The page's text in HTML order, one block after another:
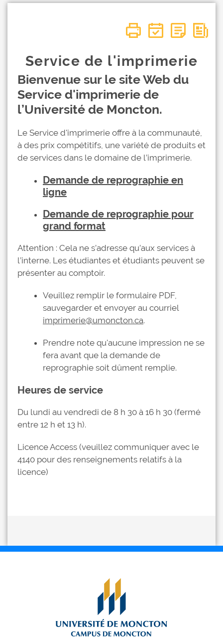
Service de l'imprimerie
Bienvenue sur le site Web du
Service d'imprimerie de
l’Université de Moncton.
Le Service d'imprimerie offre à la communauté,
à des prix compétitifs, une variété de produits et
de services dans le domaine de l’imprimerie.
Demande de reprographie en
ligne
Demande de reprographie pour
grand format
Attention : Cela ne s’adresse qu’aux services à
l’interne. Les étudiantes et étudiants peuvent se
présenter au comptoir.
Veuillez remplir le formulaire PDF,
sauvegarder et envoyer au courriel
imprimerie@umoncton.ca.
Prendre note qu'aucune impression ne se
fera avant que la demande de
reprographie soit dûment remplie.
Heures de service
Du lundi au vendredi de 8 h 30 à 16 h 30 (fermé
entre 12 h et 13 h).
Licence Access (veuillez communiquer avec le
4140 pour des renseignements relatifs à la
licence)